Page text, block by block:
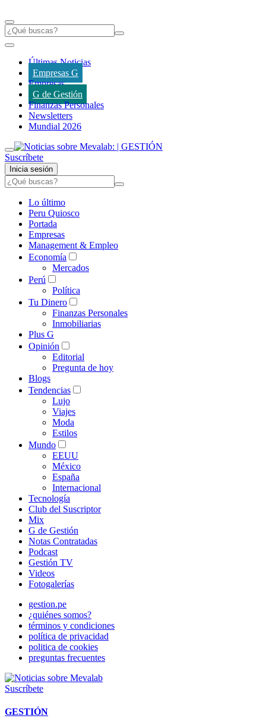
Últimas Noticias
Empresas G
Empresas
G de Gestión
Finanzas Personales
Newsletters
Mundial 2026
Suscríbete
Inicia sesión
Lo último
Peru Quiosco
Portada
Empresas
Management & Empleo
Economía
Mercados
Perú
Política
Tu Dinero
Finanzas Personales
Inmobiliarias
Plus G
Opinión
Editorial
Pregunta de hoy
Blogs
Tendencias
Lujo
Viajes
Moda
Estilos
Mundo
EEUU
México
España
Internacional
Tecnología
Club del Suscriptor
Mix
G de Gestión
Notas Contratadas
Podcast
Gestión TV
Videos
Fotogalerías
gestion.pe
¿quiénes somos?
términos y condiciones
política de privacidad
politica de cookies
preguntas frecuentes
Suscríbete
GESTIÓN